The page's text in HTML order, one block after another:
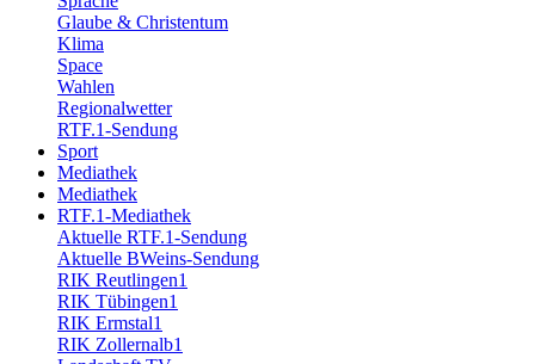
Glaube & Christentum
Klima
Space
Wahlen
Regionalwetter
RTF.1-Sendung
Sport
Mediathek
Mediathek
RTF.1-Mediathek
Aktuelle RTF.1-Sendung
Aktuelle BWeins-Sendung
RIK Reutlingen1
RIK Tübingen1
RIK Ermstal1
RIK Zollernalb1